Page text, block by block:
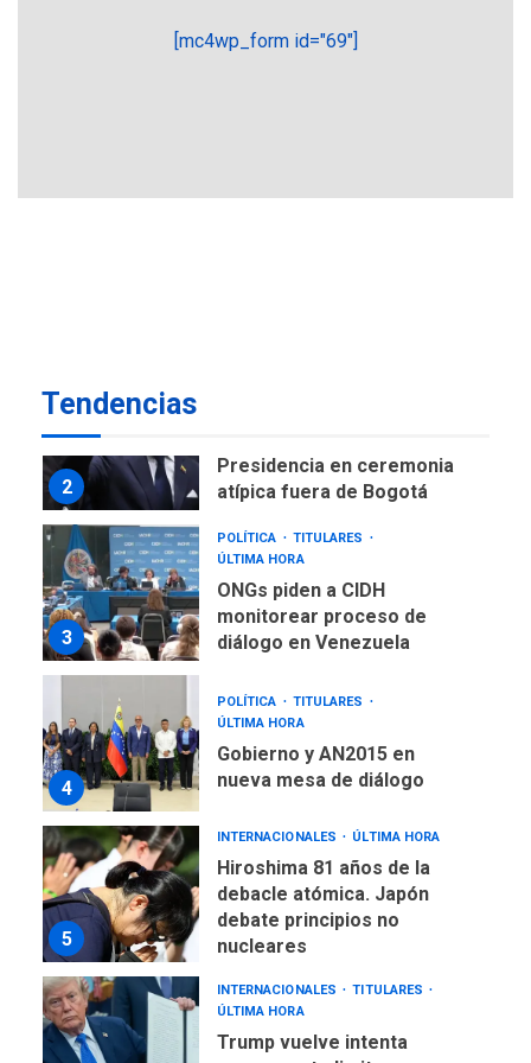
[mc4wp_form id="69"]
Tendencias
2
Presidencia en ceremonia
atípica fuera de Bogotá
3
POLÍTICA
TITULARES
ÚLTIMA HORA
ONGs piden a CIDH
monitorear proceso de
diálogo en Venezuela
4
POLÍTICA
TITULARES
ÚLTIMA HORA
Gobierno y AN2015 en
nueva mesa de diálogo
5
INTERNACIONALES ÚLTIMA HORA
Hiroshima 81 años de la
debacle atómica. Japón
debate principios no
nucleares
INTERNACIONALES
TITULARES
ÚLTIMA HORA
Trump vuelve intenta